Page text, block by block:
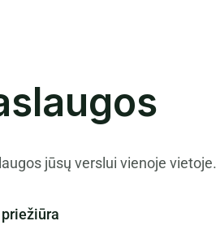
jūsų verslui vienoje vietoje.